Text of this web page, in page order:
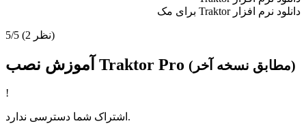
دانلود نرم افزار Traktor برای مک
5/5 (2 نظر)
آموزش نصب Traktor Pro (مطابق نسخه آخر)
!
اشتراک شما دسترسی ندارد.